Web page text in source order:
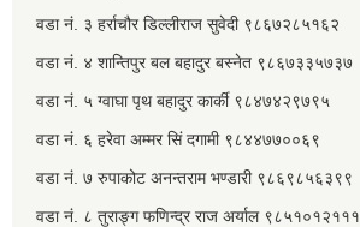
वडा नं. ३ हर्राचौर डिल्लीराज सुवेदी ९८६७२८५१६२
वडा नं. ४ शान्तिपुर बल बहादुर बस्नेत​ ९८६७३३५७३७
वडा नं. ५ ग्वाघा पृथ बहादुर कार्की ९८४७४२९७९५
वडा नं. ६ हरेवा अम्मर सिं दगामी​ ९८४४७७००६९
वडा नं. ७ ‌‍रुपाकोट अनन्तराम भण्डारी ९८६९८५६३९९
वडा नं. ८ तुराङ्ग फणिन्द्र राज अर्याल ९८५१०१२१११